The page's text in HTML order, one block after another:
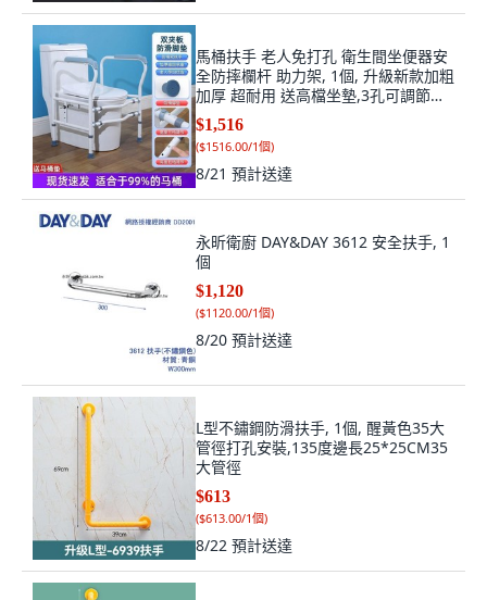
馬桶扶手 老人免打孔 衛生間坐便器安
全防摔欄杆 助力架, 1個, 升級新款加粗
加厚 超耐用 送高檔坐墊,3孔可調節萬
向夾片小腳墊防側翻黑色, 黑色, 升級
新款加粗加厚 超耐用 送高檔坐墊,3孔
可調節萬向夾片小腳墊防側翻
$1,516
($1516.00/1個)
8/21 預計送達
永昕衛廚 DAY&DAY 3612 安全扶手, 1
個
$1,120
($1120.00/1個)
8/20 預計送達
L型不鏽鋼防滑扶手, 1個, 醒黃色35大
管徑打孔安裝,135度邊長25*25CM35
大管徑
$613
($613.00/1個)
8/22 預計送達